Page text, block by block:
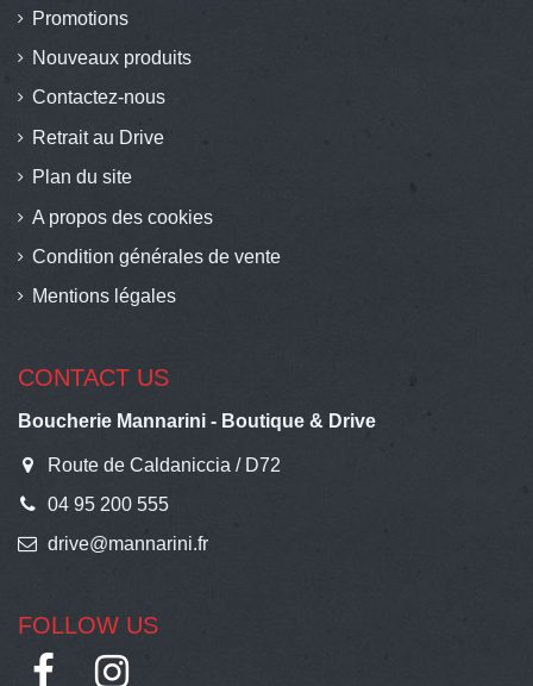
Promotions
Nouveaux produits
Contactez-nous
Retrait au Drive
Plan du site
A propos des cookies
Condition générales de vente
Mentions légales
CONTACT US
Boucherie Mannarini - Boutique & Drive
Route de Caldaniccia / D72
04 95 200 555
drive@mannarini.fr
FOLLOW US